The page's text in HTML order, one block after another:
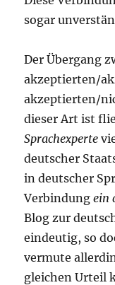
sogar
Der Übergang
akzeptierten/
akzeptierten/
dieser Art ist
Sprachexperte
deutscher
in deutscher
Verbindungein
Blog zur
eindeutig, so
vermute
gleichen Urteil